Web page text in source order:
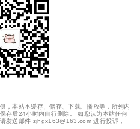
，本站不缓存、储存、下载、播放等，所列内
存后24小时内自行删除。 如您认为本站任何
发送邮件 zjhgx163@163.com 进行投诉，